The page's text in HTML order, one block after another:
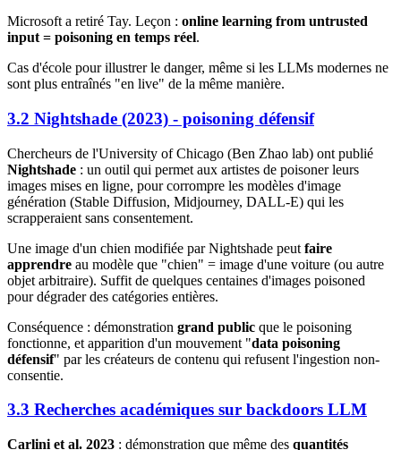
Microsoft a retiré Tay. Leçon : online learning from untrusted
input = poisoning en temps réel.
Cas d'école pour illustrer le danger, même si les LLMs modernes ne
sont plus entraînés "en live" de la même manière.
3.2 Nightshade (2023) - poisoning défensif
Chercheurs de l'University of Chicago (Ben Zhao lab) ont publié
Nightshade : un outil qui permet aux artistes de poisoner leurs
images mises en ligne, pour corrompre les modèles d'image
génération (Stable Diffusion, Midjourney, DALL-E) qui les
scrapperaient sans consentement.
Une image d'un chien modifiée par Nightshade peut faire
apprendre au modèle que "chien" = image d'une voiture (ou autre
objet arbitraire). Suffit de quelques centaines d'images poisoned
pour dégrader des catégories entières.
Conséquence : démonstration grand public que le poisoning
fonctionne, et apparition d'un mouvement "data poisoning
défensif" par les créateurs de contenu qui refusent l'ingestion non-
consentie.
3.3 Recherches académiques sur backdoors LLM
Carlini et al. 2023 : démonstration que même des quantités